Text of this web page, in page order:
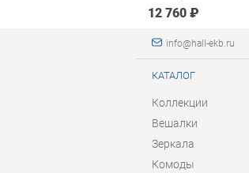
12 760 ₽
info@hall-ekb.ru
КАТАЛОГ
Коллекции
Вешалки
Зеркала
Комоды